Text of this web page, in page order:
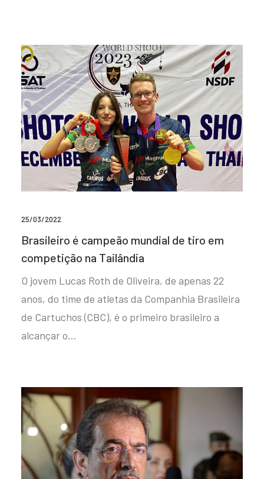
25/03/2022
Brasileiro é campeão mundial de tiro em
competição na Tailândia
O jovem Lucas Roth de Oliveira, de apenas 22
anos, do time de atletas da Companhia Brasileira
de Cartuchos (CBC), é o primeiro brasileiro a
alcançar o…